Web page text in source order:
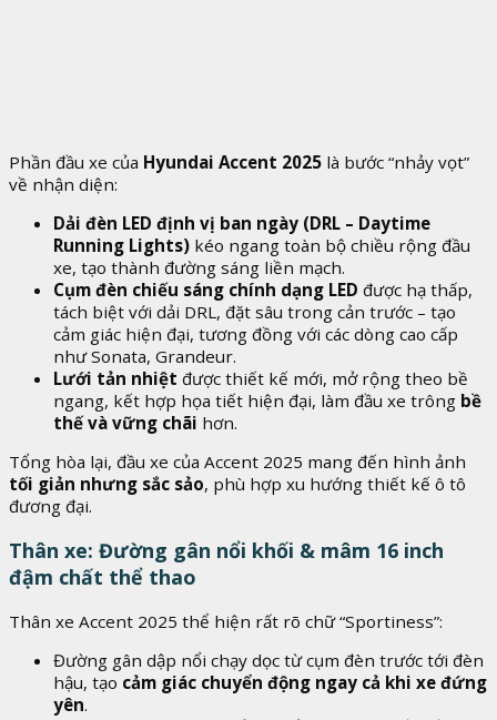
Phần đầu xe của Hyundai Accent 2025 là bước “nhảy vọt”
về nhận diện:
Dải đèn LED định vị ban ngày (DRL – Daytime
Running Lights) kéo ngang toàn bộ chiều rộng đầu
xe, tạo thành đường sáng liền mạch.
Cụm đèn chiếu sáng chính dạng LED được hạ thấp,
tách biệt với dải DRL, đặt sâu trong cản trước – tạo
cảm giác hiện đại, tương đồng với các dòng cao cấp
như Sonata, Grandeur.
Lưới tản nhiệt được thiết kế mới, mở rộng theo bề
ngang, kết hợp họa tiết hiện đại, làm đầu xe trông bề
thế và vững chãi hơn.
Tổng hòa lại, đầu xe của Accent 2025 mang đến hình ảnh
tối giản nhưng sắc sảo, phù hợp xu hướng thiết kế ô tô
đương đại.
Thân xe: Đường gân nổi khối & mâm 16 inch
đậm chất thể thao
Thân xe Accent 2025 thể hiện rất rõ chữ “Sportiness”:
Đường gân dập nổi chạy dọc từ cụm đèn trước tới đèn
hậu, tạo cảm giác chuyển động ngay cả khi xe đứng
yên.